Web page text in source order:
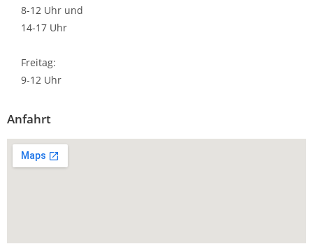
8-12 Uhr und
14-17 Uhr
Freitag:
9-12 Uhr
Anfahrt